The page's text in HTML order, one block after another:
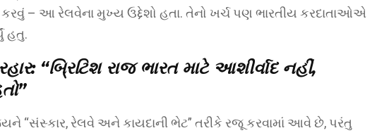
– આ રેલવેના મુખ્ય ઉદ્દેશો હતા. તેનો ખર્ચ પણ ભારતીય કરદાતાઓએ
હતુ.
“બ્રિટિશ રાજ ભારત માટે આશીર્વાદ નહીં,
“સંસ્કાર, રેલવે અને કાયદાની ભેટ” તરીકે રજૂ કરવામાં આવે છે, પરંતુ